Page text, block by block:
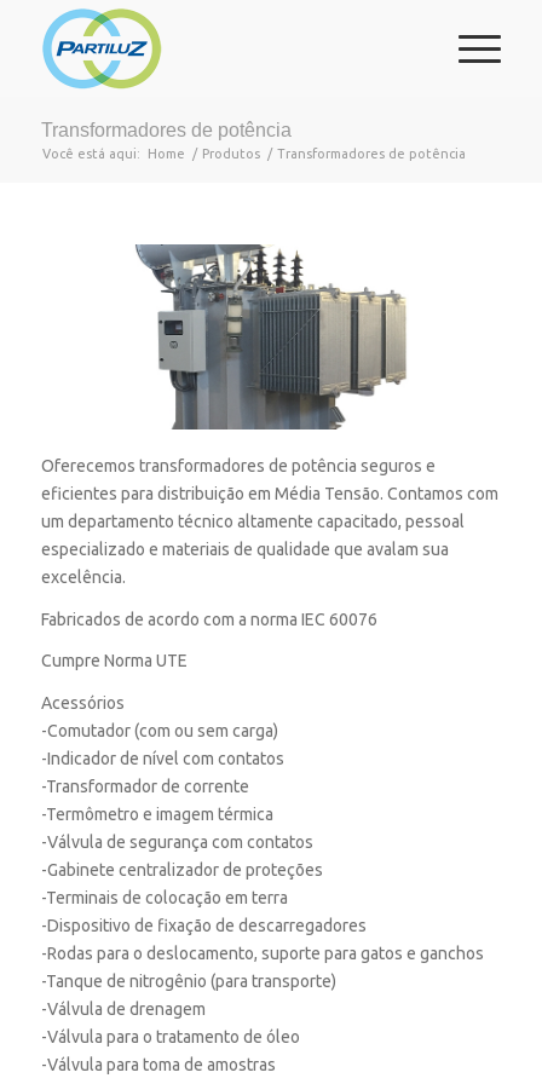
Transformadores de potência
Você está aqui: Home / Produtos / Transformadores de potência
Oferecemos transformadores de potência seguros e
eficientes para distribuição em Média Tensão. Contamos com
um departamento técnico altamente capacitado, pessoal
especializado e materiais de qualidade que avalam sua
excelência.
Fabricados de acordo com a norma IEC 60076
Cumpre Norma UTE
Acessórios
-Comutador (com ou sem carga)
-Indicador de nível com contatos
-Transformador de corrente
-Termômetro e imagem térmica
-Válvula de segurança com contatos
-Gabinete centralizador de proteções
-Terminais de colocação em terra
-Dispositivo de fixação de descarregadores
-Rodas para o deslocamento, suporte para gatos e ganchos
-Tanque de nitrogênio (para transporte)
-Válvula de drenagem
-Válvula para o tratamento de óleo
-Válvula para toma de amostras